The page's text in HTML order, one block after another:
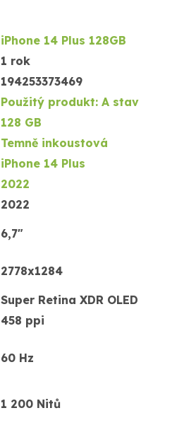
iPhone 14 Plus 128GB
1 rok
194253373469
Použitý produkt: A stav
128 GB
Temně inkoustová
iPhone 14 Plus
2022
2022
6,7"
2778x1284
Super Retina XDR OLED
458 ppi
60 Hz
1 200 Nitů